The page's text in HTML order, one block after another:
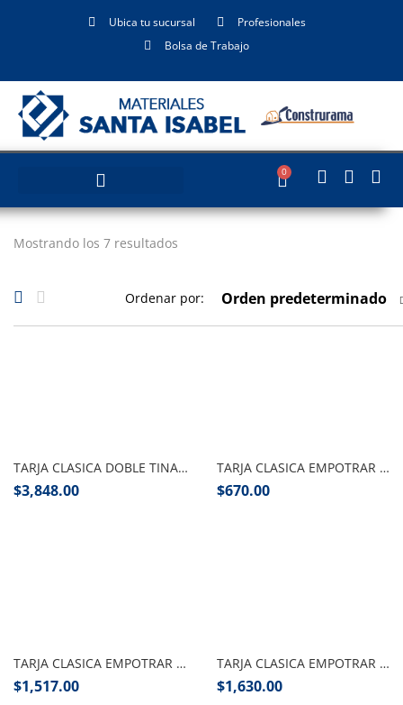
Ubica tu sucursal
Profesionales
Bolsa de Trabajo
0
Mostrando los 7 resultados
Ordenar por: Orden predeterminado
TARJA CLASICA DOBLE TINA SUBMONTAR 84X48 CM EB TECNICA
$3,848.00
TARJA CLASICA EMPOTRAR 38X38 CM EB TECNICA
$670.00
TARJA CLASICA EMPOTRAR 48X51 CM EB TENICA
$1,517.00
TARJA CLASICA EMPOTRAR 57X51 CM EB TENICA
$1,630.00